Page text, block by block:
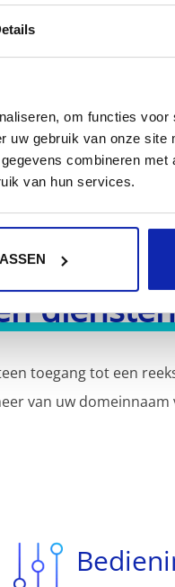
om functies voor
uw gebruik van onze site
combineren met
van hun services.
.org.cn
diensten
toegang tot een
van uw domeinnaam